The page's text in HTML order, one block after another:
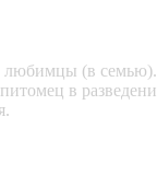
любимцы (в
в